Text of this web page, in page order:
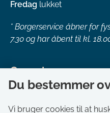
Fredag lukket
* Borgerservice åbner for
7.30 og har åbent til kl.
Genveje
Aktuelt
Du bestemmer
Vi bruger cookies til at